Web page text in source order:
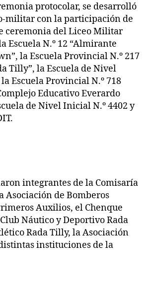
protocolar, se desarrolló
militar con la participación de
ceremonia del Liceo Militar
Escuela N.º 12 “Almirante
la Escuela Provincial N.º 217
Tilly”, la Escuela de Nivel
Escuela Provincial N.º 718
Educativo Everardo
de Nivel Inicial N.º 4402 y
integrantes de la Comisaría
Asociación de Bomberos
Auxilios, el Chenque
Náutico y Deportivo Rada
Rada Tilly, la Asociación
instituciones de la